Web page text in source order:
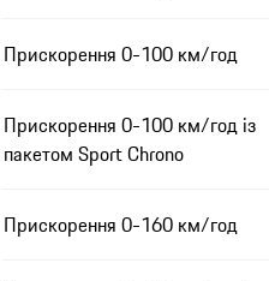
Прискорення 0-100 км/год
Прискорення 0-100 км/год із
пакетом Sport Chrono
Прискорення 0-160 км/год